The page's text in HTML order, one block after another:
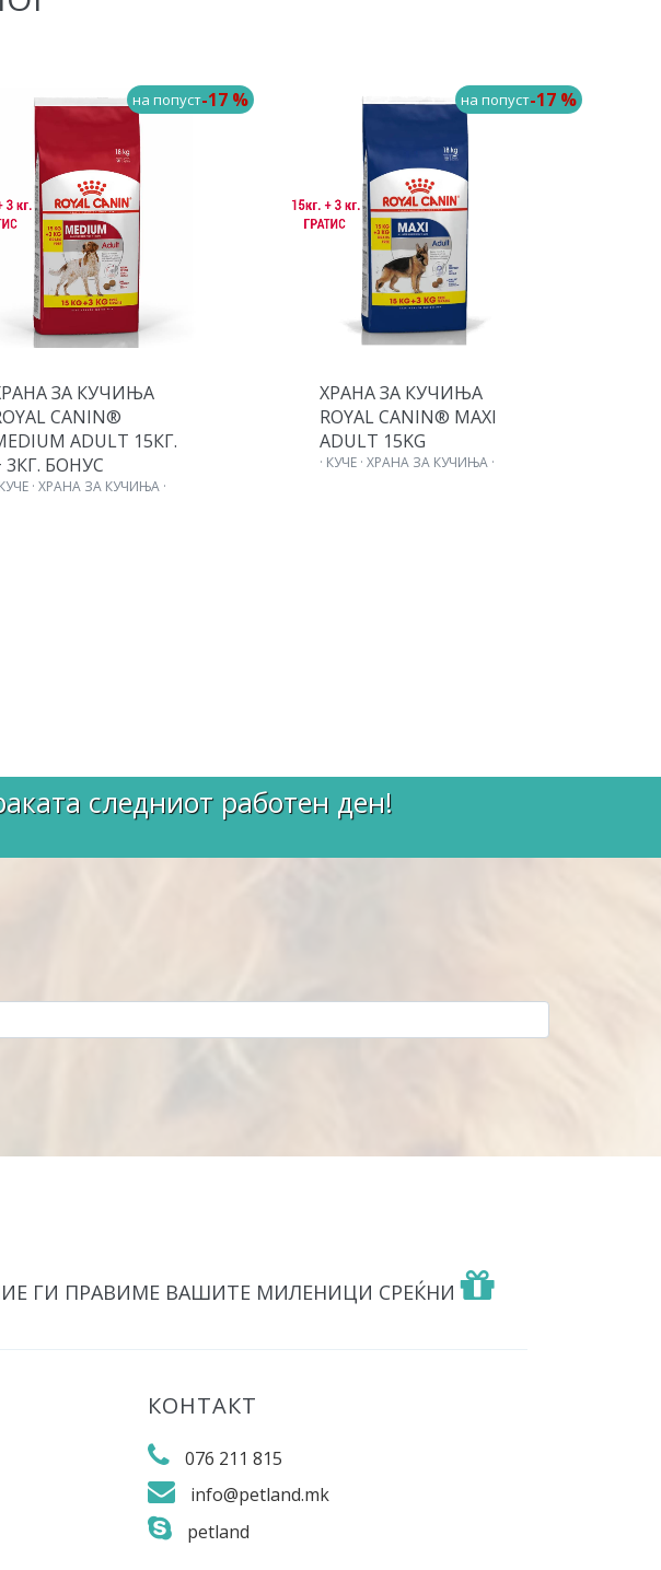
на попуст-17 %
ЗА КУЧИЊА
CANIN®
ADULT 15КГ.
3КГ. БОНУС
КУЧЕ · ХРАНА ЗА КУЧИЊА ·
на попуст-17 %
ХРАНА ЗА КУЧИЊА
ROYAL CANIN® MAXI
ADULT 15KG
· КУЧЕ · ХРАНА ЗА КУЧИЊА ·
следниот работен ден!
ГИ ПРАВИМЕ ВАШИТЕ МИЛЕНИЦИ СРЕЌНИ
КОНТАКТ
076 211 815
info@petland.mk
petland